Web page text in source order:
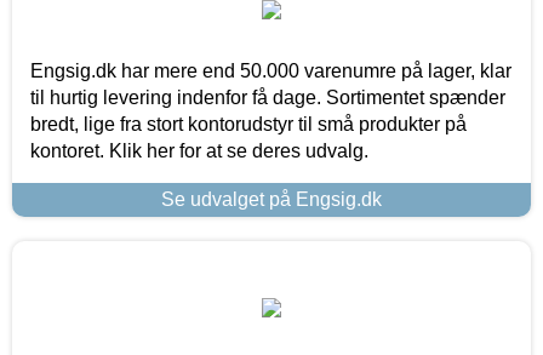
Engsig.dk har mere end 50.000 varenumre på lager, klar
til hurtig levering indenfor få dage. Sortimentet spænder
bredt, lige fra stort kontorudstyr til små produkter på
kontoret. Klik her for at se deres udvalg.
Se udvalget på Engsig.dk